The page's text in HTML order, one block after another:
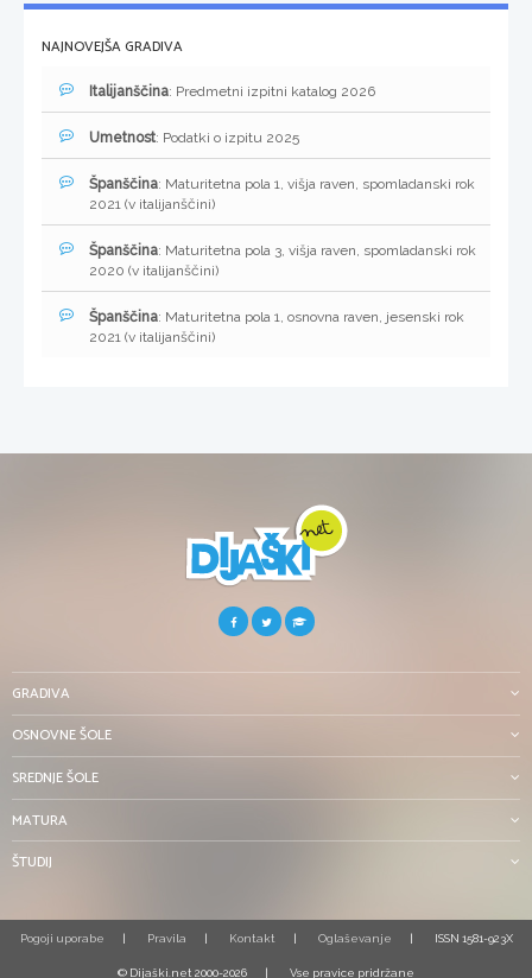
NAJNOVEJŠA GRADIVA
Italijanščina: Predmetni izpitni katalog 2026
Umetnost: Podatki o izpitu 2025
Španščina: Maturitetna pola 1, višja raven, spomladanski rok
2021 (v italijanščini)
Španščina: Maturitetna pola 3, višja raven, spomladanski rok
2020 (v italijanščini)
Španščina: Maturitetna pola 1, osnovna raven, jesenski rok
2021 (v italijanščini)
GRADIVA
OSNOVNE ŠOLE
SREDNJE ŠOLE
MATURA
ŠTUDIJ
Pogoji uporabe Pravila Kontakt Oglaševanje ISSN 1581-923X
© Dijaški.net 2000-2026 Vse pravice pridržane